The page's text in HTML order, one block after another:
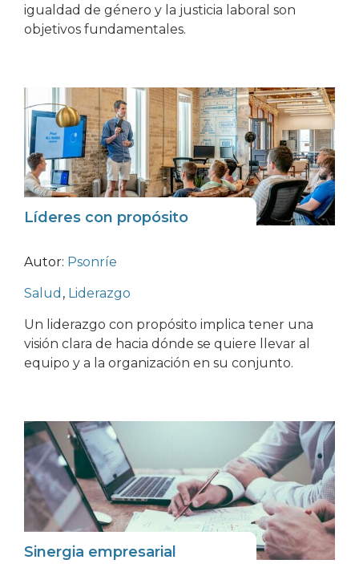
igualdad de género y la justicia laboral son
objetivos fundamentales.
Líderes con propósito
Autor: Psonríe
Salud, Liderazgo
Un liderazgo con propósito implica tener una
visión clara de hacia dónde se quiere llevar al
equipo y a la organización en su conjunto.
Sinergia empresarial